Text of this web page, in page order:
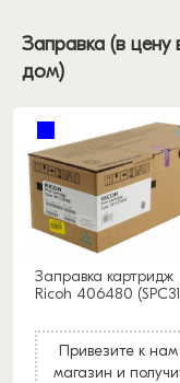
Заправка (в
дом)
Заправка картридж
Ricoh 406480
Привезите к нам
магазин и